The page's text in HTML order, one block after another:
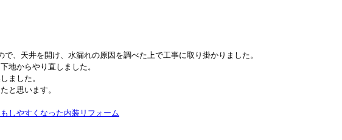
、天井を開け、水漏れの原因を調べた上で工事に取り掛かりました。
地からやり直しました。
ました。
と思います。
しやすくなった内装リフォーム